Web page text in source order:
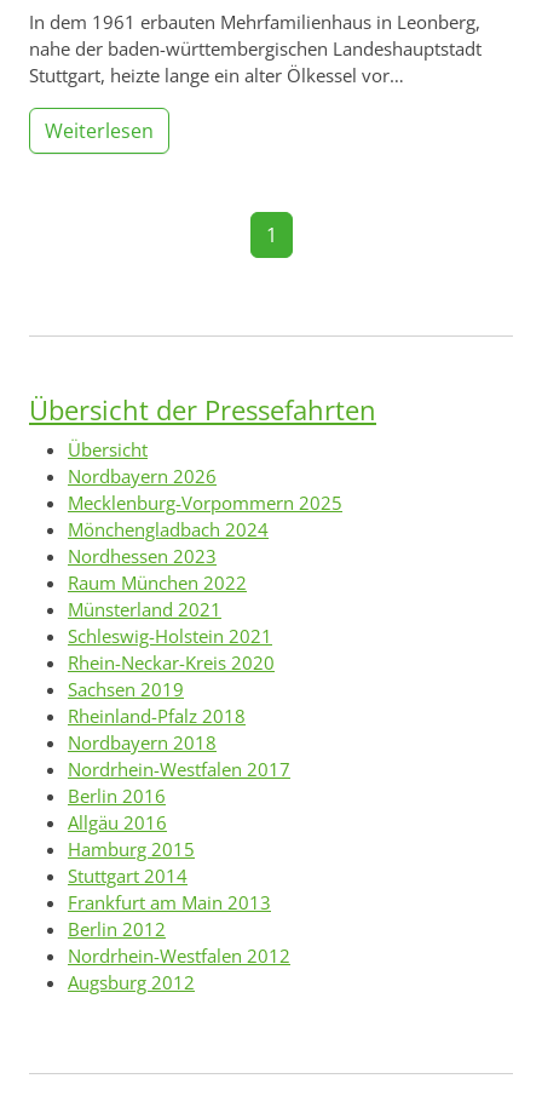
In dem 1961 erbauten Mehrfamilienhaus in Leonberg,
nahe der baden-württembergischen Landeshauptstadt
Stuttgart, heizte lange ein alter Ölkessel vor…
Weiterlesen
1
Übersicht der Pressefahrten
Übersicht
Nordbayern 2026
Mecklenburg-Vorpommern 2025
Mönchengladbach 2024
Nordhessen 2023
Raum München 2022
Münsterland 2021
Schleswig-Holstein 2021
Rhein-Neckar-Kreis 2020
Sachsen 2019
Rheinland-Pfalz 2018
Nordbayern 2018
Nordrhein-Westfalen 2017
Berlin 2016
Allgäu 2016
Hamburg 2015
Stuttgart 2014
Frankfurt am Main 2013
Berlin 2012
Nordrhein-Westfalen 2012
Augsburg 2012